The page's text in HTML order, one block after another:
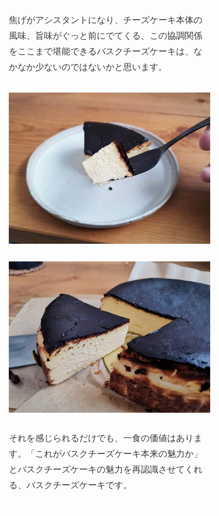
焦げがアシスタントになり、チーズケーキ本体の
風味、旨味がぐっと前にでてくる、この協調関係
をここまで堪能できるバスクチーズケーキは、な
かなか少ないのではないかと思います。
それを感じられるだけでも、一食の価値はありま
す。「これがバスクチーズケーキ本来の魅力か」
とバスクチーズケーキの魅力を再認識させてくれ
る、バスクチーズケーキです。